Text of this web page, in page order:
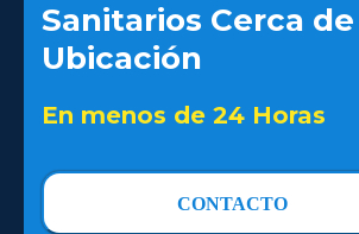
Sanitarios Cerca
Ubicación
En menos de 24 Horas
CONTACTO